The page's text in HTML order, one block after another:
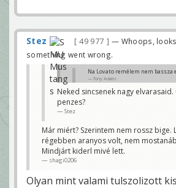
Stez 49 977
— Whoops,
something went wrong.
Na Lovato remélem nem bassza
Tony Adams
Tőlem elbaszhatja, ha utána
shagi0206
Neked sincsenek nagy elvarasaid.
penzes?
Stez
Már miért? Szerintem nem rossz bige.
régebben aranyos volt, nem
Mindjárt kiderl mivé lett.
shagi0206
Olyan mint valami tulszolizott